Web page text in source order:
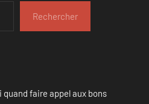
Rechercher
faire appel aux bons